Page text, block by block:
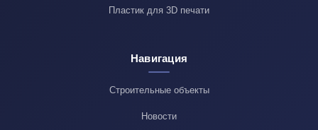
Пластик для 3D печати
Навигация
Строительные объекты
Новости